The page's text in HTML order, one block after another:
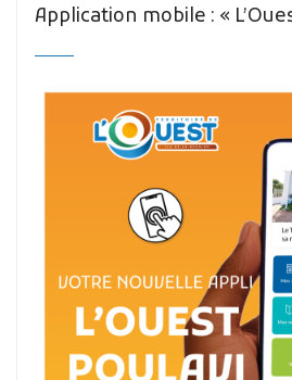
Application mobile : «